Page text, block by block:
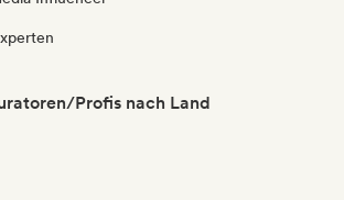
Profis nach Land